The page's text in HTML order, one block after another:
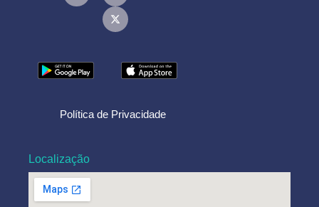
Política de Privacidade
Localização